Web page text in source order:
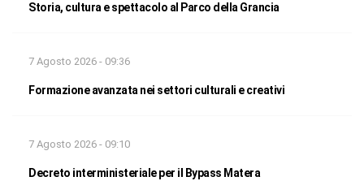
Storia, cultura e spettacolo al Parco della Grancia
7 Agosto 2026 - 09:36
Formazione avanzata nei settori culturali e creativi
7 Agosto 2026 - 09:10
Decreto interministeriale per il Bypass Matera